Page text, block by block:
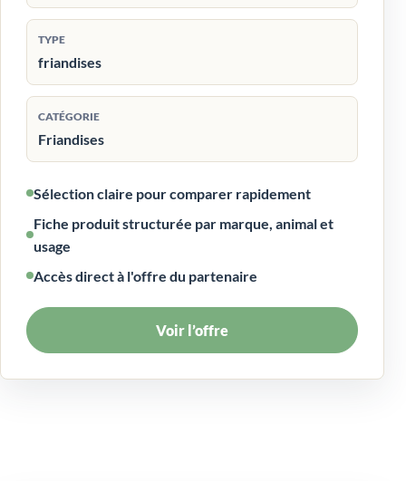
TYPE
friandises
CATÉGORIE
Friandises
Sélection claire pour comparer rapidement
Fiche produit structurée par marque, animal et
usage
Accès direct à l'offre du partenaire
Voir l’offre